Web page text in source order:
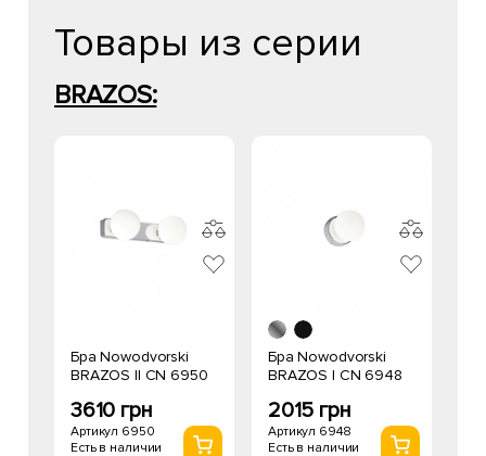
Товары из серии
BRAZOS:
Бра Nowodvorski
BRAZOS II CN 6950
3610 грн
Артикул 6950
Есть в наличии
Бра Nowodvorski
BRAZOS I CN 6948
2015 грн
Артикул 6948
Есть в наличии